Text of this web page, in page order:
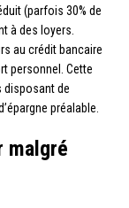
(parfois 30% de
à des loyers.
au crédit bancaire
personnel. Cette
disposant de
préalable.
malgré